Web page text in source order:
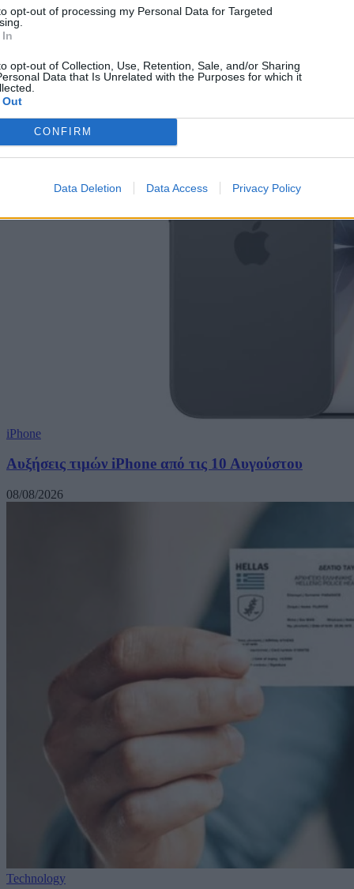
opt-out of processing my Personal Data for Targeted
opt-out of Collection, Use, Retention, Sale, and/or Sharing
Data that Is Unrelated with the Purposes for which it
CONFIRM
Data Deletion Data Access Privacy Policy
Starlink: Εντελώς δωρεάν ο εξοπλισμός και πάλι
στην Ελλάδα
iPhone
Αυξήσεις τιμών iPhone από τις 10 Αυγούστου
08/08/2026
Technology